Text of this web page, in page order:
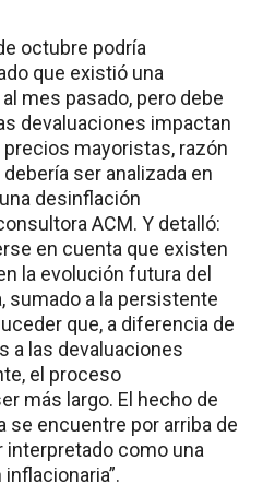
octubre podría
que existió una
mes pasado, pero debe
devaluaciones impactan
mayoristas, razón
ser analizada en
desinflación
ACM. Y detalló:
en cuenta que existen
la evolución futura del
sumado a la persistente
que, a diferencia de
a las devaluaciones
el proceso
más largo. El hecho de
se encuentre por arriba de
interpretado como una